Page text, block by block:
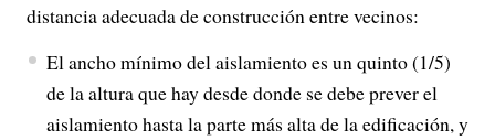
distancia adecuada de construcción entre vecinos:
El ancho mínimo del aislamiento es un quinto (1/5)
de la altura que hay desde donde se debe prever el
aislamiento hasta la parte más alta de la edificación, y